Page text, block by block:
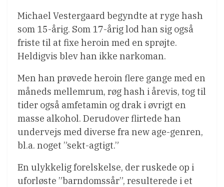
Michael Vestergaard begyndte at ryge hash
som 15-årig. Som 17-årig lod han sig også
friste til at fixe heroin med en sprøjte.
Heldigvis blev han ikke narkoman.
Men han prøvede heroin flere gange med en
måneds mellemrum, røg hash i årevis, tog til
tider også amfetamin og drak i øvrigt en
masse alkohol. Derudover flirtede han
undervejs med diverse fra new age-genren,
bl.a. noget ”sekt-agtigt.”
En ulykkelig forelskelse, der ruskede op i
uforløste ”barndomssår”, resulterede i et